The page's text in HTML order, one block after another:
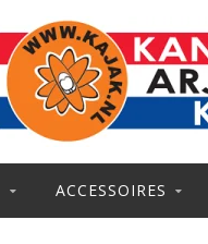
ACCESSOIRES